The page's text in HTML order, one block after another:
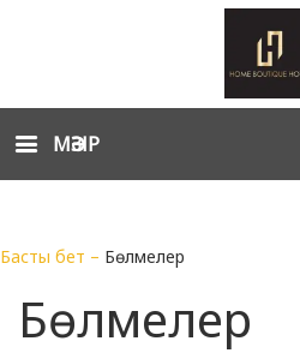
МӘЗІР
Басты бет – Бөлмелер
Бөлмелер